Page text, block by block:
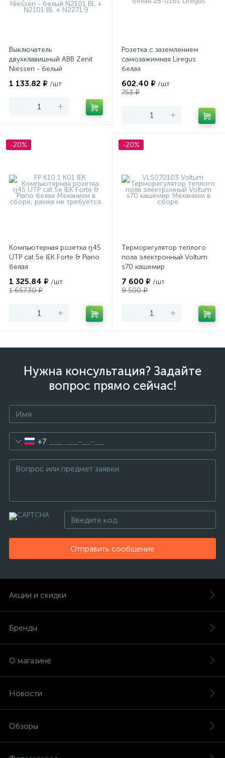
Выключатель
двухклавишный ABB Zenit
Niessen - белый
1 133.82 ₽ /шт
- +
Розетка с заземлением
самозажимная Liregus
белая
602.40 ₽ /шт
753 ₽
- +
-20%
Компьютерная розетка rj45
UTP cat 5e IEK Forte & Piano
белая
1 325.84 ₽ /шт
1 657.30 ₽
- +
-20%
Терморегулятор теплого
пола электронный Voltum
s70 кашемир
7 600 ₽ /шт
9 500 ₽
- +
Нужна консультация? Задайте
вопрос прямо сейчас!
+7
Отправить сообщение
Акции и скидки
Бренды
О магазине
Новости
Обзоры